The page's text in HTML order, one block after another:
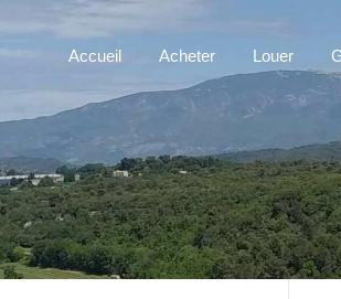
Accueil Acheter Louer